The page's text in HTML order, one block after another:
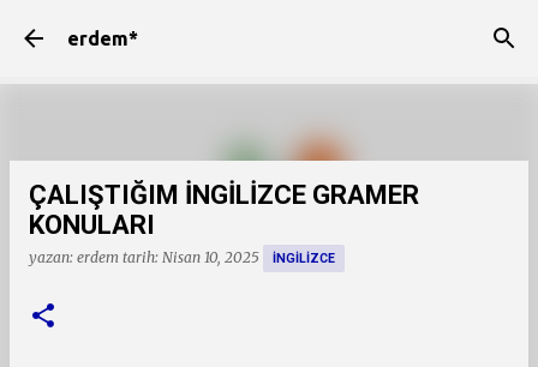
erdem*
ÇALIŞTIĞIM İNGİLİZCE GRAMER
KONULARI
yazan: erdem tarih: Nisan 10, 2025 INGILIZCE